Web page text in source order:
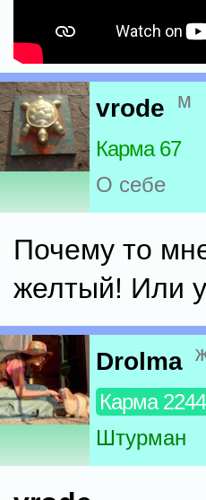
vrode м
Карма 67
О себе
Почему то
желтый! Или
Drolma
Карма 2244
Штурман